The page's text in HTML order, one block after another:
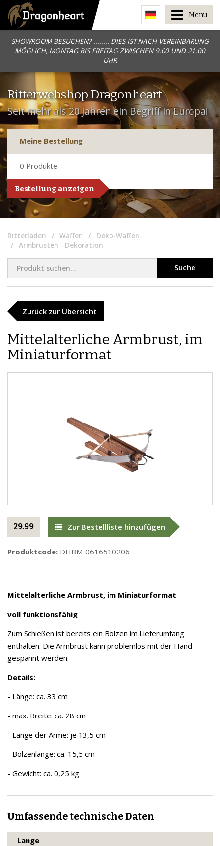
SHOWROOM BESUCHEN? .........DIES IST NACH VEREINBARUNG
MÖGLICH, MONTAG BIS FREITAG ZWISCHEN 9:00 UND 21:00
UHR
Menu
Ritterwebshop Dragonheart
Seit mehr als 20 Jahren ein Begriff in Europa!
Meine Bestellung
0 Produkte
Bestellung anzeigen
Ritterladen Waffen
Deko-Waffen
Armbrusten - Dekoration
Suche
Zurück zur Übersicht
Mittelalterliche Armbrust, im
Miniaturformat
29.99 Zur Bestellliste hinzufügen
Produktcode: DHBM-0616510206
Mittelalterliche Armbrust, im Miniaturformat
voll funktionsfähig
Zum Schießen ist bereits ein Bolzen im Lieferumfang
enthalten. Die Armbrust kann problemlos mit der Hand
gespannt werden.
Details:
- Länge: ca. 33 cm
- max. Breite: ca. 28 cm
- Länge der Arme: je 13,5 cm
- Bolzenlänge: ca. 15,5 cm
- Gewicht: ca. 0,25 kg
Umfassende technische Daten
Lange